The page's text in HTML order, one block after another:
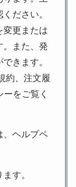
ださい。
変更または
。また、発
きます。
約、注文履
をご覧く
、ヘルプペ
す。